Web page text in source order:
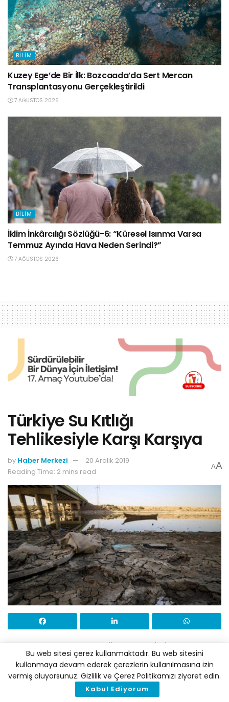
BILIM
Kuzey Ege’de Bir İlk: Bozcaada’da Sert Mercan
Transplantasyonu Gerçekleştirildi
7 AĞUSTOS 2026
BILIM
İklim İnkârcılığı Sözlüğü-6: “Küresel Isınma Varsa
Temmuz Ayında Hava Neden Serindi?”
7 AĞUSTOS 2026
Türkiye Su Kıtlığı
Tehlikesiyle Karşı Karşıya
by Haber Merkezi
20 Aralık 2019
Reading Time: 2 mins read
AA
Tarım ve Orman Bakanlığı Su Yönetimi Genel Müdür
Yardımcısı Uzun, Türkiye’deki nüfus artışı ve
sanayileşme hızı göz önünde bulundurulduğunda
yakın gelecekte su kıtlığı yaşanabileceğini söyledi.
Bu web sitesi çerez kullanmaktadır. Bu web sitesini
kullanmaya devam ederek çerezlerin kullanılmasına izin
vermiş oluyorsunuz. Gizlilik ve Çerez Politikamızı ziyaret edin.
Kabul Ediyorum